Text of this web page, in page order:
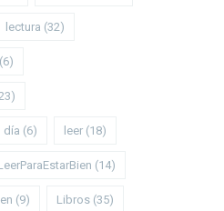
lectura (32)
(6)
día (6) leer (18)
(14)
(9) Libros (35)